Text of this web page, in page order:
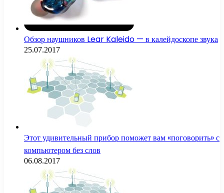
Обзор наушников Lear Kaleido — в калейдоскопе звука
25.07.2017
Этот удивительный прибор поможет вам «поговорить» с
компьютером без слов
06.08.2017